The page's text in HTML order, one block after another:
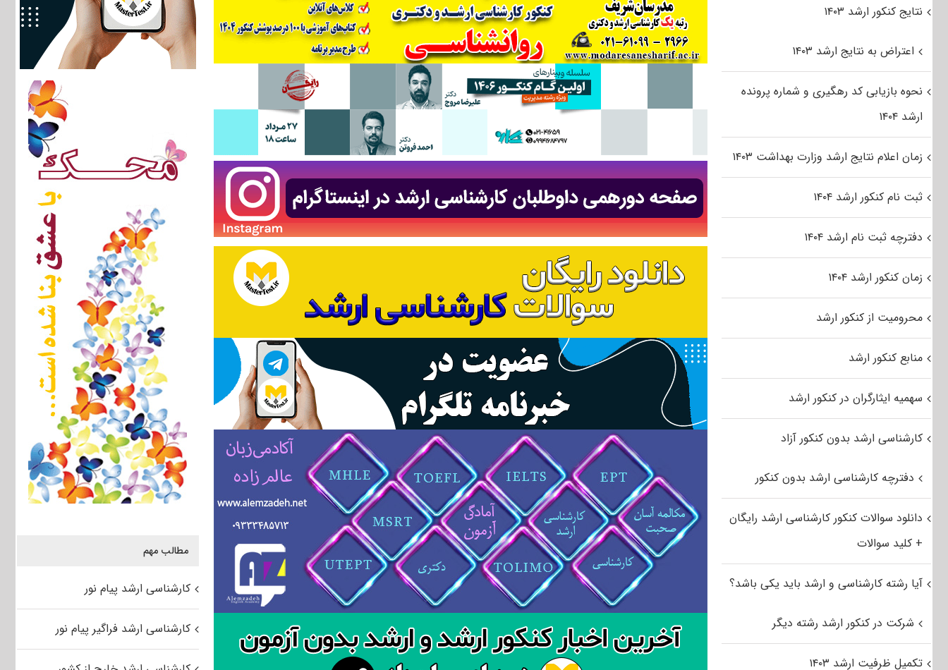
مطالب مهم
کارشناسی ارشد پیام نور
کارشناسی ارشد فراگیر پیام نور
نتایج کنکور ارشد ۱۴۰۳
اعتراض به نتایج ارشد ۱۴۰۳
نحوه بازیابی کد رهگیری و شماره پرونده
ارشد ۱۴۰۴
زمان اعلام نتایج ارشد وزارت بهداشت ۱۴۰۳
ثبت نام کنکور ارشد ۱۴۰۴
دفترچه ثبت نام ارشد ۱۴۰۴
زمان کنکور ارشد ۱۴۰۴
محرومیت از کنکور ارشد
منابع کنکور ارشد
سهمیه ایثارگران در کنکور ارشد
کارشناسی ارشد بدون کنکور آزاد
دفترچه کارشناسی ارشد بدون کنکور
دانلود سوالات کنکور کارشناسی ارشد رایگان
+ کلید سوالات
آیا رشته کارشناسی و ارشد باید یکی باشد؟
شرکت در کنکور ارشد رشته دیگر
تکمیل ظرفیت ارشد ۱۴۰۳